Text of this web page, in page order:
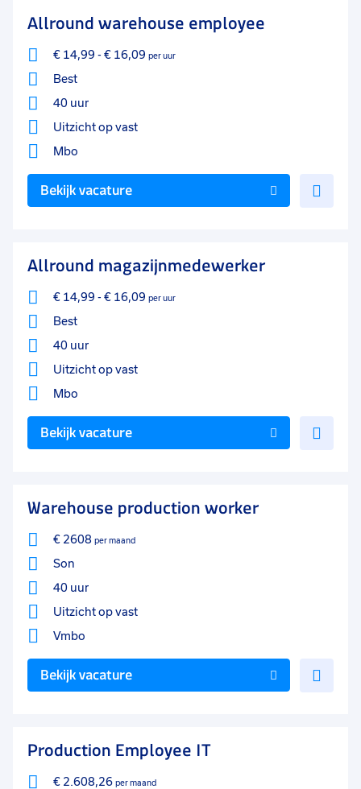
Filter
Sluiten
Allround warehouse employee
€ 14,99 - € 16,09 per uur
Best
40 uur
Uitzicht op vast
Mbo
Bekijk vacature
Allround magazijnmedewerker
€ 14,99 - € 16,09 per uur
Best
40 uur
Uitzicht op vast
Mbo
Bekijk vacature
Warehouse production worker
€ 2608 per maand
Son
40 uur
Uitzicht op vast
Vmbo
Bekijk vacature
Production Employee IT
€ 2.608,26 per maand